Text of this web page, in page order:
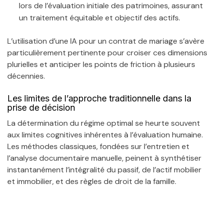
lors de l’évaluation initiale des patrimoines, assurant
un traitement équitable et objectif des actifs.
L’utilisation d’une IA pour un contrat de mariage s’avère
particulièrement pertinente pour croiser ces dimensions
plurielles et anticiper les points de friction à plusieurs
décennies.
Les limites de l’approche traditionnelle dans la
prise de décision
La détermination du régime optimal se heurte souvent
aux limites cognitives inhérentes à l’évaluation humaine.
Les méthodes classiques, fondées sur l’entretien et
l’analyse documentaire manuelle, peinent à synthétiser
instantanément l’intégralité du passif, de l’actif mobilier
et immobilier, et des règles de droit de la famille.